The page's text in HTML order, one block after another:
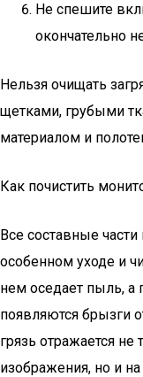
Не спешите
окончательно
Нельзя очищать
щетками, грубыми
материалом и
Как почистить
Все составные
особенном уходе и
нем оседает пыль, а
появляются брызги
грязь отражается не
изображения, но и